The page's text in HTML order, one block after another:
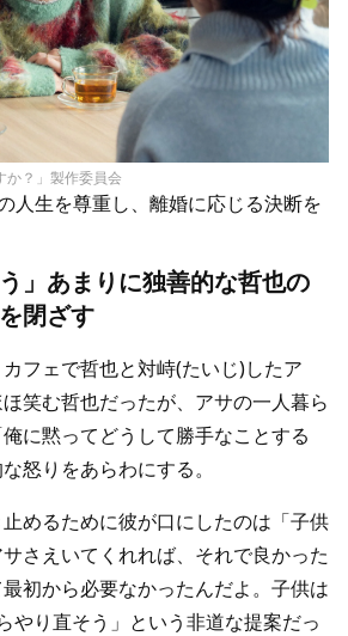
か？」製作委員会
人生を尊重し、離婚に応じる決断を
」あまりに独善的な哲也の
閉ざす
フェで哲也と対峙(たいじ)したア
笑む哲也だったが、アサの一人暮ら
に黙ってどうして勝手なことする
怒りをあらわにする。
めるために彼が口にしたのは「子供
さえいてくれれば、それで良かった
初から必要なかったんだよ。子供は
やり直そう」という非道な提案だっ